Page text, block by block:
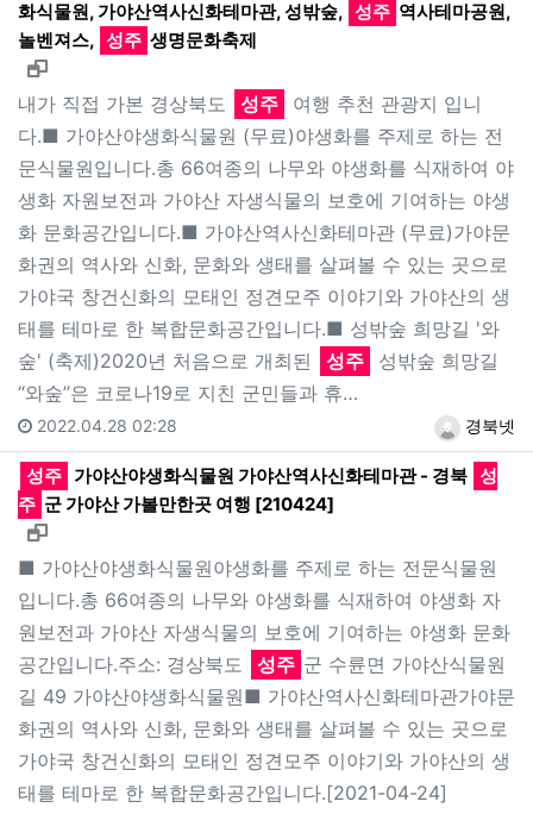
화식물원, 가야산역사신화테마관, 성밖숲, 성주 역사테마공원,
놀벤져스, 성주 생명문화축제
새창으로 보기
내가 직접 가본 경상북도 성주
여행 추천 관광지 입니
다.■ 가야산야생화식물원 (무료)야생화를 주제로 하는 전
문식물원입니다.총 66여종의 나무와 야생화를 식재하여 야
생화 자원보전과 가야산 자생식물의 보호에 기여하는 야생
화 문화공간입니다.■ 가야산역사신화테마관 (무료)가야문
화권의 역사와 신화, 문화와 생태를 살펴볼 수 있는 곳으로
가야국 창건신화의 모태인 정견모주 이야기와 가야산의 생
태를 테마로 한 복합문화공간입니다.■ 성밖숲 희망길 '와
숲' (축제)2020년 처음으로 개최된
성주
성밖숲 희망길
“와숲”은 코로나19로 지친 군민들과 휴…
경북넷
2022.04.28 02:28
성주 가야산야생화식물원 가야산역사신화테마관 - 경북 성
주 군 가야산 가볼만한곳 여행 [210424]
새창으로 보기
■ 가야산야생화식물원야생화를 주제로 하는 전문식물원
입니다.총 66여종의 나무와 야생화를 식재하여 야생화 자
원보전과 가야산 자생식물의 보호에 기여하는 야생화 문화
공간입니다.주소: 경상북도
성주 군 수륜면 가야산식물원
길 49 가야산야생화식물원■ 가야산역사신화테마관가야문
화권의 역사와 신화, 문화와 생태를 살펴볼 수 있는 곳으로
가야국 창건신화의 모태인 정견모주 이야기와 가야산의 생
태를 테마로 한 복합문화공간입니다.[2021-04-24]